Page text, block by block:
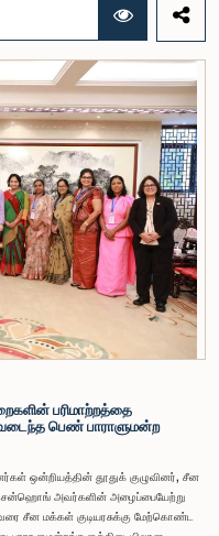
மேலும், தாபிக்கப்பட்ட பாராளுமன்ற
தவிசாளரின் முன் அனுமதியைப்
வெளியேறினர். இச்சம்பவங்களைத்
கௌரவ தவிசாளரினால் எழுப்பப்பட்ட
அவமதித்தமை தொடர்பான
17 ஆம் திகதி ஒழுக்கநெறிகள் மற்றும்
இந்த நடவடிக்கைகளின் போது, அவர்கள்
உரிய பரிசீலனையின் பின்னர்,
என்பதையும், பாராளுமன்றக்
மதிப்பதன்
என்பதையும் கவனத்திற்கொண்டு,
அரசாங்க பொறுப்பு முயற்சிகள் பற்றிய
ஏற்றுக்கொண்டது.பாராளுமன்றக்
மிக உயர்ந்த நடத்தை தரநிலைகளைக்
இணங்க வேண்டும் மற்றும் எல்லா
நிலைநிறுத்த வேண்டும் என்று
பற்றிய குழுஇலங்கை
பரிமாற்றத்தை
பெண் பாராளுமன்ற
ஒன்றியத்தின் தூதுக் குழுவினர், சீன
அவர்களின் அழைப்பையேற்று
சீன மக்கள் குடியரசுக்கு மேற்கொண்ட